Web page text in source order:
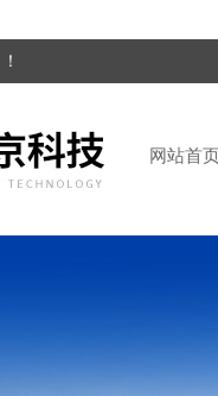
网站首